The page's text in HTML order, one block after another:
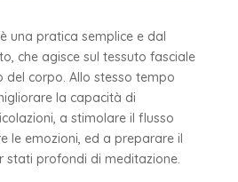
è una pratica semplice e dal
che agisce sul tessuto fasciale
del corpo. Allo stesso tempo
la capacità di
a stimolare il flusso
le emozioni, ed a preparare il
stati profondi di meditazione.